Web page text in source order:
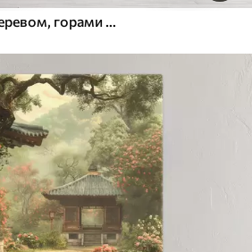
Туманний пейзаж з деревом, горами та птахами